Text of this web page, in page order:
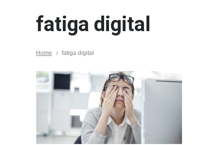
fatiga digital
Home fatiga digital